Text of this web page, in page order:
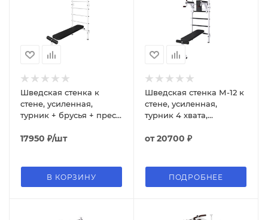
Шведская стенка к
стене, усиленная,
турник + брусья + пресс
17950 ₽/шт
В КОРЗИНУ
Шведская стенка М-12 к
стене, усиленная,
турник 4 хвата,
от20700 ₽
ПОДРОБНЕЕ